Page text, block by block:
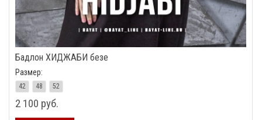
Бадлон ХИДЖАБИ безе
Размер:
42 48 52
2 100 руб.